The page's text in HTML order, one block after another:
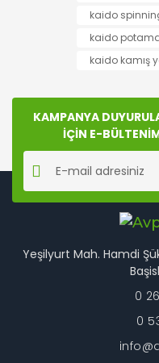
Ürün resmi
Ürün
Ürün bilgilerinde
kaido
kaido
kaido kamış
KAMPANYA
İÇİN E-
Yeşilyurt Mah. Hamdi
0
0